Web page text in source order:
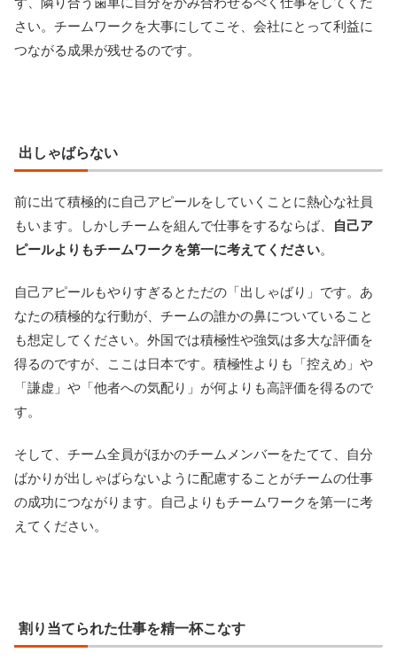
さい。チームワークを大事にしてこそ、会社にとって利益に
つながる成果が残せるのです。
出しゃばらない
前に出て積極的に自己アピールをしていくことに熱心な社員
もいます。しかしチームを組んで仕事をするならば、
自己ア
ピールよりもチームワークを第一に考えてください。
自己アピールもやりすぎるとただの「出しゃばり」です。あ
なたの積極的な行動が、チームの誰かの鼻についていること
も想定してください。外国では積極性や強気は多大な評価を
得るのですが、ここは日本です。積極性よりも「控えめ」や
「謙虚」や「他者への気配り」が何よりも高評価を得るので
す。
そして、チーム全員がほかのチームメンバーをたてて、自分
ばかりが出しゃばらないように配慮することがチームの仕事
の成功につながります。自己よりもチームワークを第一に考
えてください。
割り当てられた仕事を精一杯こなす